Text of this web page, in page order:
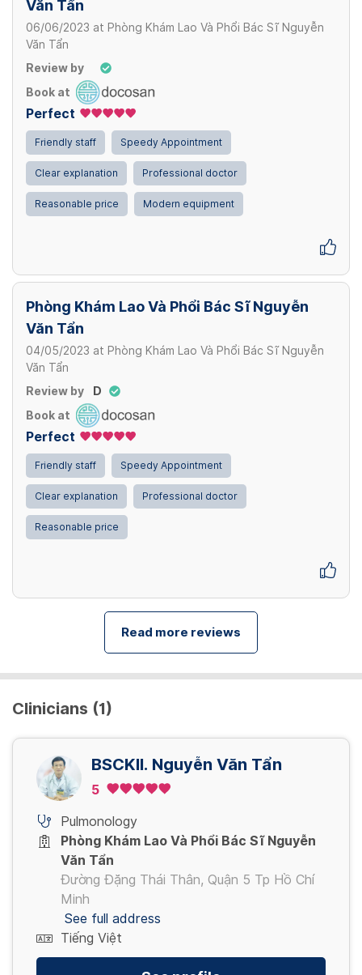
Văn Tẩn
06/06/2023 at Phòng Khám Lao Và Phổi Bác Sĩ Nguyễn
Văn Tẩn
Review by
Book at
Perfect
Friendly staff Speedy Appointment
Clear explanation Professional doctor
Reasonable price Modern equipment
Phòng Khám Lao Và Phổi Bác Sĩ Nguyễn
Văn Tẩn
04/05/2023 at Phòng Khám Lao Và Phổi Bác Sĩ Nguyễn
Văn Tẩn
Review by
D
Book at
Perfect
Friendly staff Speedy Appointment
Clear explanation Professional doctor
Reasonable price
Read more reviews
Clinicians (1)
BSCKII. Nguyễn Văn Tẩn
5
Pulmonology
Phòng Khám Lao Và Phổi Bác Sĩ Nguyễn
Văn Tẩn
Đường Đặng Thái Thân, Quận 5 Tp Hồ Chí
Minh
See full address
Tiếng Việt